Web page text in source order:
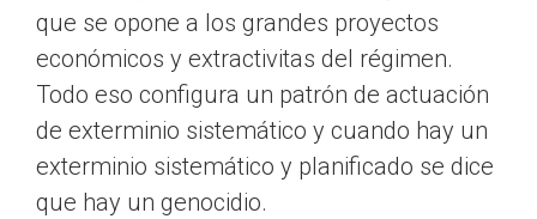
que se opone a los grandes proyectos
económicos y extractivitas del régimen.
Todo eso configura un patrón de actuación
de exterminio sistemático y cuando hay un
exterminio sistemático y planificado se dice
que hay un genocidio.